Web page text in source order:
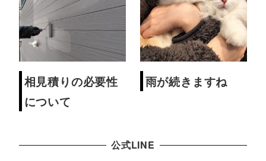
相見積りの必要性
について
雨が続きますね
公式LINE